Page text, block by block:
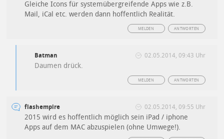
Gleiche Icons für systemübergreifende Apps wie z.B.
Mail, iCal etc. werden dann hoffentlich Realität.
ANTWORTEN
MELDEN
Batman 02.05.2014, 09:43 Uhr
Daumen drück.
ANTWORTEN
MELDEN
flashempire 02.05.2014, 09:55 Uhr
2015 wird es hoffentlich möglich sein iPad / iphone
Apps auf dem MAC abzuspielen (ohne Umwege!).